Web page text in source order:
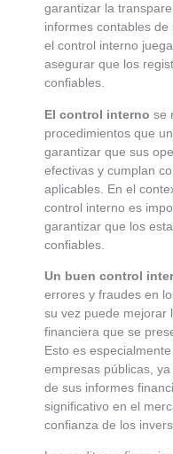
garantizar la
informes contables de
el control interno
asegurar que los
confiables.
El control interno se
procedimientos que
garantizar que sus
efectivas y cumplan
aplicables. En el
control interno es
garantizar que los
confiables.
Un buen control
errores y fraudes en
su vez puede mejorar
financiera que se
Esto es
empresas públicas,
de sus informes
significativo en el
confianza de los